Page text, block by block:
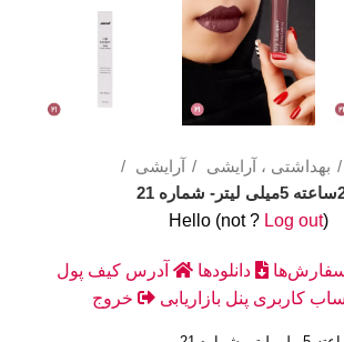
بهداشتی ، آرایشی
آرایشی
Hello (not? Log out)
دانلودها آدرس کیف پول
کاربری پنل بازاریابی خروج